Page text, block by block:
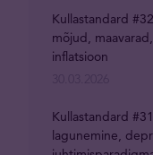
Kullastandard
mõjud,
inflatsioon
Kullastandard
lagunemine,